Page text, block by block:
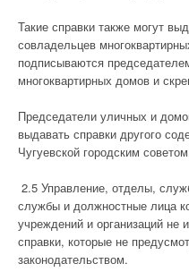
Такие справки также могут
совладельцев
подписываются
многоквартирных домов и
Председатели уличных и
выдавать справки другого
Чугуевской городским
2.5 Управление, отделы,
службы и должностные лица
учреждений и организаций не
справки, которые не
законодательством.